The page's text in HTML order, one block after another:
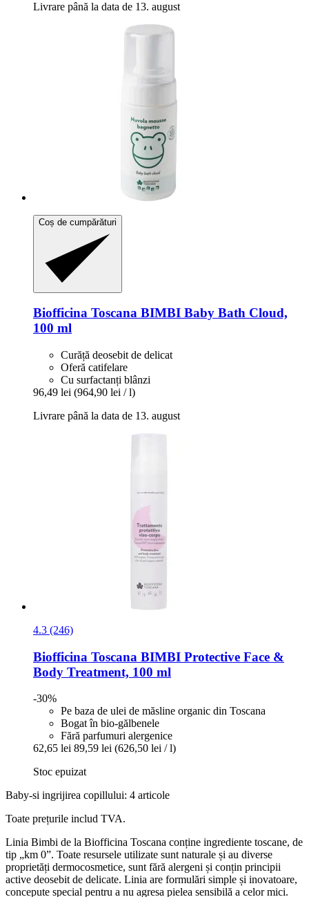
Livrare până la data de 13. august
Coș de cumpărături
Biofficina Toscana BIMBI Baby Bath Cloud,
100 ml
Curăță deosebit de delicat
Oferă catifelare
Cu surfactanți blânzi
96,49 lei (964,90 lei / l)
Livrare până la data de 13. august
4.3 (246)
Biofficina Toscana BIMBI Protective Face &
Body Treatment, 100 ml
-30%
Pe baza de ulei de măsline organic din Toscana
Bogat în bio-gălbenele
Fără parfumuri alergenice
62,65 lei 89,59 lei (626,50 lei / l)
Stoc epuizat
Baby-si ingrijirea copillului: 4 articole
Toate prețurile includ TVA.
Linia Bimbi de la Biofficina Toscana conține ingrediente toscane, de
tip „km 0”. Toate resursele utilizate sunt naturale și au diverse
proprietăți dermocosmetice, sunt fără alergeni și conțin principii
active deosebit de delicate. Linia are formulări simple și inovatoare,
concepute special pentru a nu agresa pielea sensibilă a celor mici.